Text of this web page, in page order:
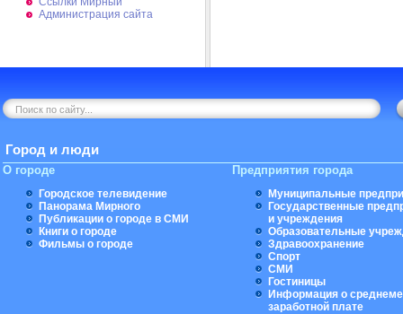
Администрация сайта
Город и люди
О городе
Городское телевидение
Панорама Мирного
Публикации о городе в СМИ
Книги о городе
Фильмы о городе
Предприятия города
Муниципальные
Государственные
и учреждения
Образовательные
Здравоохранение
Спорт
СМИ
Гостиницы
Информация о
заработной плате